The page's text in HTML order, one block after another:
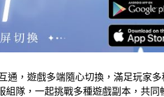
，遊戲多端隨心切換，滿足玩家
隊，一起挑戰多種遊戲副本，共